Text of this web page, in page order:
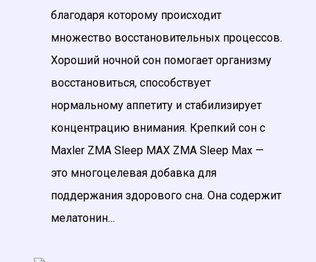
благодаря которому происходит
множество восстановительных процессов.
Хороший ночной сон помогает организму
восстановиться, способствует
нормальному аппетиту и стабилизирует
концентрацию внимания. Крепкий сон с
Maxler ZMA Sleep MAX ZMA Sleep Max —
это многоцелевая добавка для
поддержания здорового сна. Она содержит
мелатонин…